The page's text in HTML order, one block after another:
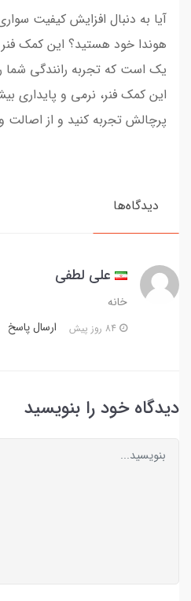
آیا به دنبال افزایش کیفیت
هوندا خود هستید؟ این کمک
یک است که تجربه رانندگی شما
این کمک فنر، نرمی و پایداری
پرچالش تجربه کنید و از اصالت
دیدگاه‌ها
علی لطفی
خانه
ارسال پاسخ
دیدگاه خود را بنویسید